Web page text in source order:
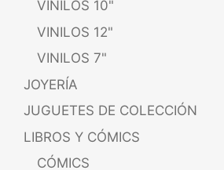
VINILOS 10"
VINILOS 12"
VINILOS 7"
JOYERÍA
JUGUETES DE COLECCIÓN
LIBROS Y CÓMICS
CÓMICS